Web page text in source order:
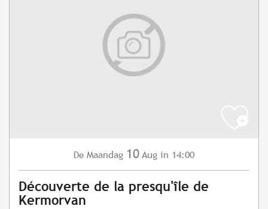
De Maandag 10 Aug in 14:00
Découverte de la presqu'île de
Kermorvan